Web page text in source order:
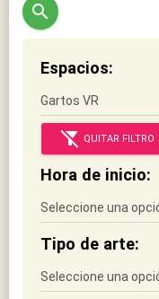
search
Espacios:
filter_alt_off QUITAR FILTRO
Hora de inicio:
Tipo de arte: